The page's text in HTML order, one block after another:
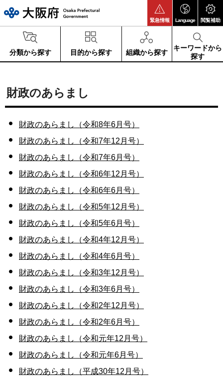
緊急情報 Language 閲覧補助
分類から探す 目的から探す 組織から探す
キーワードから
探す
財政のあらまし
財政のあらまし（令和8年6月号）
財政のあらまし（令和7年12月号）
財政のあらまし（令和7年6月号）
財政のあらまし（令和6年12月号）
財政のあらまし（令和6年6月号）
財政のあらまし（令和5年12月号）
財政のあらまし（令和5年6月号）
財政のあらまし（令和4年12月号）
財政のあらまし（令和4年6月号）
財政のあらまし（令和3年12月号）
財政のあらまし（令和3年6月号）
財政のあらまし（令和2年12月号）
財政のあらまし（令和2年6月号）
財政のあらまし（令和元年12月号）
財政のあらまし（令和元年6月号）
財政のあらまし（平成30年12月号）